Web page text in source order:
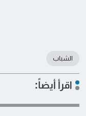
الشباب
اقرأ أيضاً: